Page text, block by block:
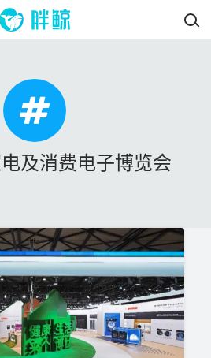
及消费电子博览会